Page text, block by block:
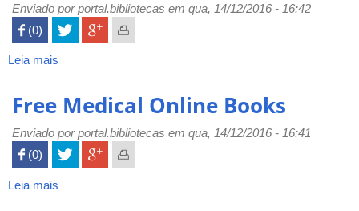
publicações
técnico-
Enviado porportal.bibliotecas em qua, 14/12/2016 - 16:42
 (0)
Leia mais
Free Medical Online Books
Enviado porportal.bibliotecas em qua, 14/12/2016 - 16:41
 (0)
Leia mais